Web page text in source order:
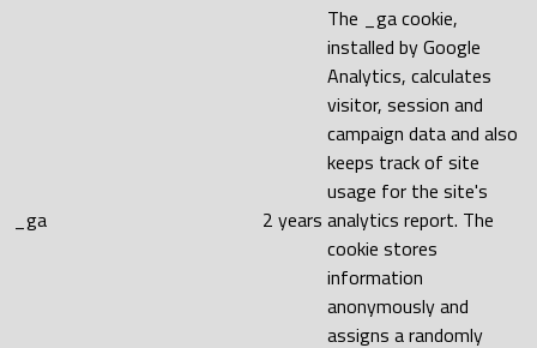
_ga 2 years
The _ga cookie,
installed by Google
Analytics, calculates
visitor, session and
campaign data and also
keeps track of site
usage for the site's
analytics report. The
cookie stores
information
anonymously and
assigns a randomly